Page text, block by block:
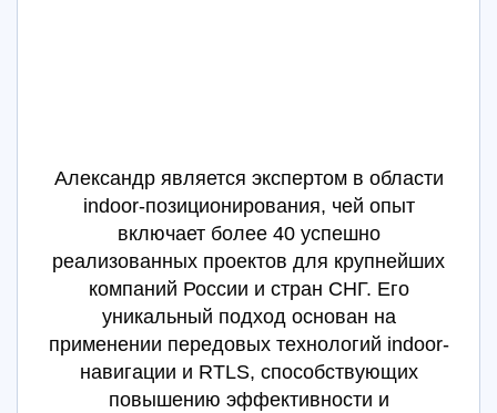
Александр является экспертом в области
indoor-позиционирования, чей опыт
включает более 40 успешно
реализованных проектов для крупнейших
компаний России и стран СНГ. Его
уникальный подход основан на
применении передовых технологий indoor-
навигации и RTLS, способствующих
повышению эффективности и